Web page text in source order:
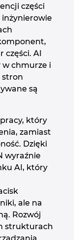
części
inżynierowie
AI
chmurze i
stron
są
który
zamiast
Dzięki
wyraźnie
AI, który
ale na
Rozwój
strukturach